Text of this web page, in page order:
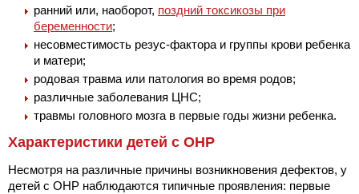
ранний или, наоборот, поздний токсикозы при
беременности;
несовместимость резус-фактора и группы крови ребенка
и матери;
родовая травма или патология во время родов;
различные заболевания ЦНС;
травмы головного мозга в первые годы жизни ребенка.
Характеристики детей с ОНР
Несмотря на различные причины возникновения дефектов, у
детей с ОНР наблюдаются типичные проявления: первые